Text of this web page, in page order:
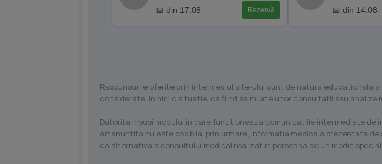
📅 din 17.08
Rezervă
📅 din 14.08
Raspunsurile oferite prin intermediul site-ului sunt de natura educationala
considerate, in nici o situatie, ca fiind asimilate unor consultatii sau analize
Datorita insusi modului in care functioneaza comunicatiile intermediate de
amanuntita nu este posibila, prin urmare, informatia medicala prezentata
ca alternativa a consultului medical realizat in persoana de un medic